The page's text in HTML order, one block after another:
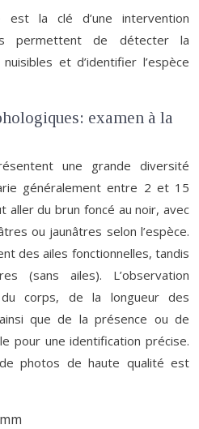
est la clé d’une intervention
permettent de détecter la
et d’identifier l’espèce
examen à la
une grande diversité
généralement entre 2 et 15
aller du brun foncé au noir, avec
ou jaunâtres selon l’espèce.
des ailes fonctionnelles, tandis
(sans ailes). L’observation
corps, de la longueur des
que de la présence ou de
pour une identification précise.
photos de haute qualité est